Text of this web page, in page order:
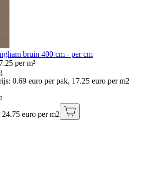
bruin 400 cm - per cm
per m²
0.69 euro per pak, 17.25 euro per m2
euro per m2